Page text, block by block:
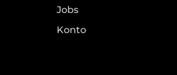
Jobs
Konto